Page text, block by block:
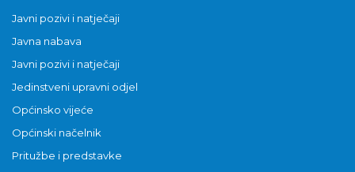
Javni pozivi i natječaji
Javna nabava
Javni pozivi i natječaji
Jedinstveni upravni odjel
Općinsko vijeće
Općinski načelnik
Pritužbe i predstavke